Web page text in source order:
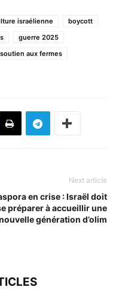
israélienne
boycott
guerre 2025
soutien aux fermes
Next article
en crise : Israël doit
préparer à accueillir une
génération d’olim